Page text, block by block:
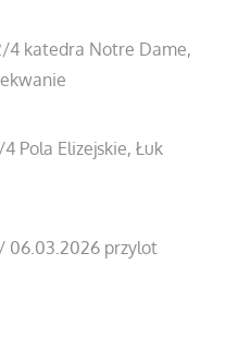
4 katedra Notre Dame,
Pola Elizejskie, Łuk
06.03.2026 przylot